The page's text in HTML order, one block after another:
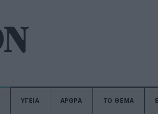
ΥΓΕΙΑ ΑΡΘΡΑ ΤΟ ΘΕΜΑ